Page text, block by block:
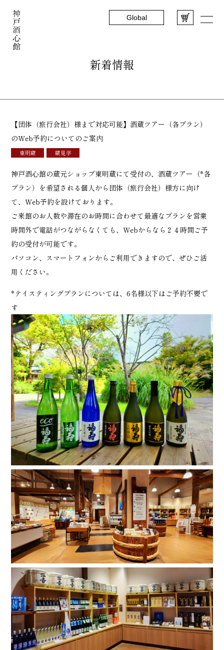
Global
新着情報
【団体（旅行会社）様まで対応可能】酒蔵ツアー（各プラン）
のWeb予約についてのご案内
東明蔵 蔵見学
神戸酒心館の蔵元ショップ東明蔵にて受付の、酒蔵ツアー （*各
プラン） を希望される個人から団体（旅行会社）様方に向け
て、Web予約を設けております。
ご来館のお人数や滞在のお時間に合わせて最適なプランを営業
時間外で電話がつながらなくても、Webからなら２４時間ご予
約の受付が可能です。
パソコン、スマートフォンからご利用できますので、ぜひご活
用ください。
*テイスティングプランについては、6名様以下はご予約不要で
す